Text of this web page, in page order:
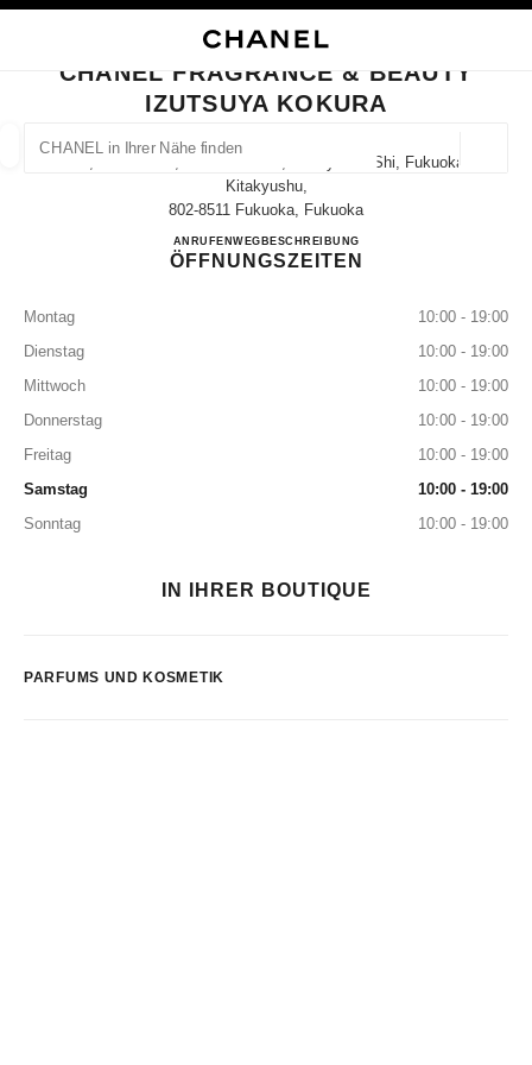
CHANEL IN IHRER NÄHE FINDEN
Vorschläge werden unter dieser Suchleiste angezeigt
0 Vorschläge verfügbar
BOUTIQUEKARTE SCHLIESSEN CHANEL FRAGRANCE & BEAUTY
CHANEL FRAGRANCE & BEAUTY
IZUTSUYA KOKURA
1-1, Senba-Cho, Kokurakita-Ku, Kitakyushu-Shi, Fukuoka
Kitakyushu,
802-8511 Fukuoka, Fukuoka
ANRUFEN093-522-2134
WEGBESCHREIBUNGCHANEL FRAGRANCE &
ÖFFNUNGSZEITEN
Montag
10:00 - 19:00
Dienstag
10:00 - 19:00
Mittwoch
10:00 - 19:00
Donnerstag
10:00 - 19:00
Freitag
10:00 - 19:00
Samstag
10:00 - 19:00
Sonntag
10:00 - 19:00
IN IHRER BOUTIQUE
PARFUMS UND KOSMETIK
Ergebnisse filtern nach:
BRILLEN UHREN UND SCHMUCK